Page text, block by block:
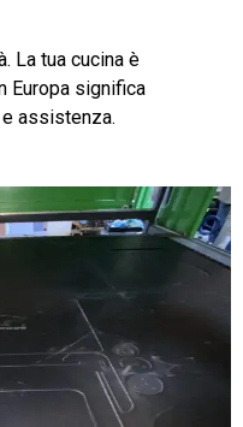
La tua cucina è
Europa significa
assistenza.